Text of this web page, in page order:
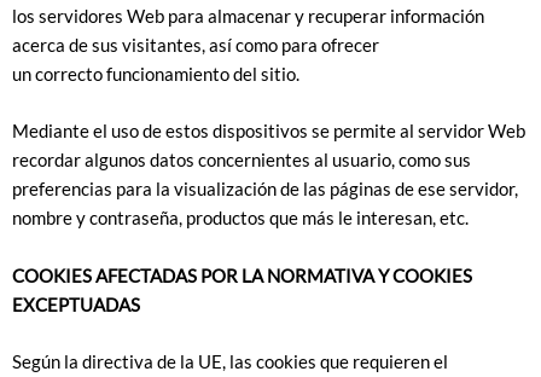
los servidores Web para almacenar y recuperar información
acerca de sus visitantes, así como para ofrecer
un correcto funcionamiento del sitio.
Mediante el uso de estos dispositivos se permite al servidor Web
recordar algunos datos concernientes al usuario, como sus
preferencias para la visualización de las páginas de ese servidor,
nombre y contraseña, productos que más le interesan, etc.
COOKIES AFECTADAS POR LA NORMATIVA Y COOKIES
EXCEPTUADAS
Según la directiva de la UE, las cookies que requieren el